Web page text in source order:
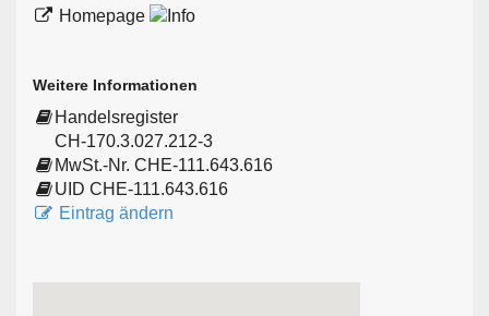
Homepage
Weitere Informationen
Handelsregister
CH-170.3.027.212-3
MwSt.-Nr. CHE-111.643.616
UID CHE-111.643.616
Eintrag ändern